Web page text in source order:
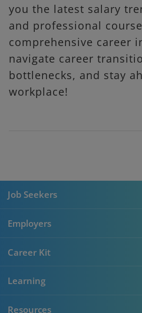
you the latest salary
and professional
comprehensive career
navigate career
bottlenecks, and stay
workplace!
Job Seekers
Employers
Career Kit
Learning
Resources